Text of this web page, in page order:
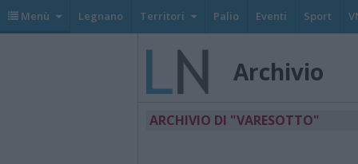
Menù Legnano Territori Palio Eventi Sport
Archivio
ARCHIVIO DI "VARESOTTO"